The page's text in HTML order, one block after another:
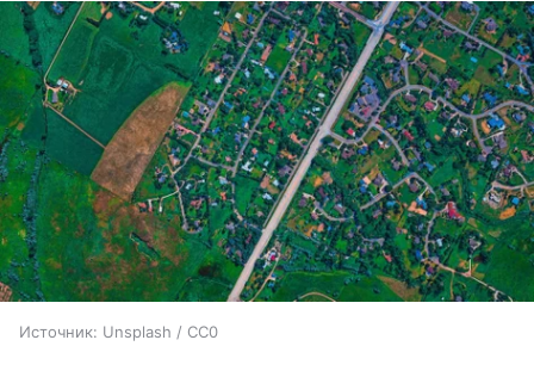
Источник: Unsplash / CC0